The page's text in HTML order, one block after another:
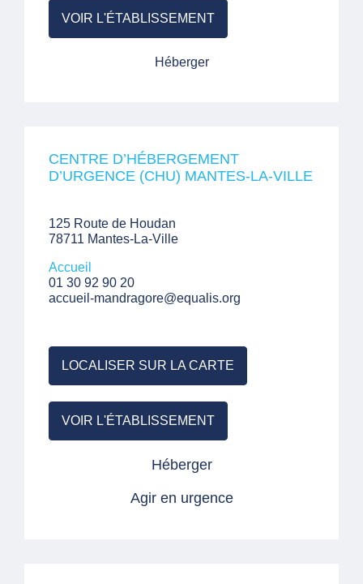
VOIR L'ÉTABLISSEMENT
Héberger
CENTRE D’HÉBERGEMENT
D’URGENCE (CHU) MANTES-LA-VILLE
125 Route de Houdan
78711 Mantes-La-Ville
Accueil
01 30 92 90 20
accueil-mandragore@equalis.org
LOCALISER SUR LA CARTE
VOIR L'ÉTABLISSEMENT
Héberger
Agir en urgence